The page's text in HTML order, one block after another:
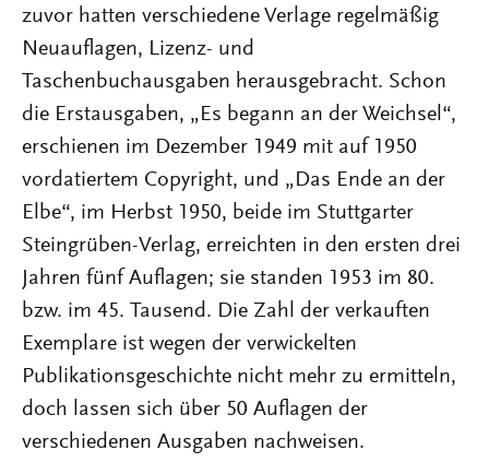
zuvor hatten verschiedene Verlage regelmäßig
Neuauflagen, Lizenz- und
Taschenbuchausgaben herausgebracht. Schon
die Erstausgaben, „Es begann an der Weichsel“,
erschienen im Dezember 1949 mit auf 1950
vordatiertem Copyright, und „Das Ende an der
Elbe“, im Herbst 1950, beide im Stuttgarter
Steingrüben-Verlag, erreichten in den ersten drei
Jahren fünf Auflagen; sie standen 1953 im 80.
bzw. im 45. Tausend. Die Zahl der verkauften
Exemplare ist wegen der verwickelten
Publikationsgeschichte nicht mehr zu ermitteln,
doch lassen sich über 50 Auflagen der
verschiedenen Ausgaben nachweisen.